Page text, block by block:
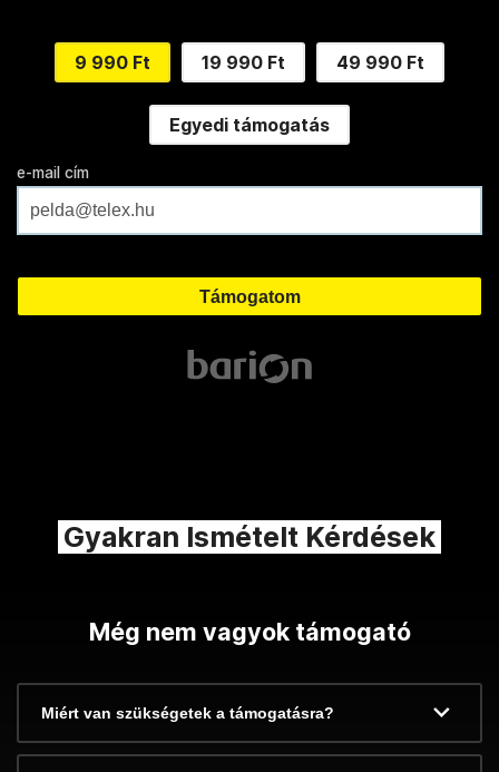
9 990 Ft 19 990 Ft 49 990 Ft
Egyedi támogatás
e-mail cím
Gyakran Ismételt Kérdések
Még nem vagyok támogató
Miért van szükségetek a támogatásra?